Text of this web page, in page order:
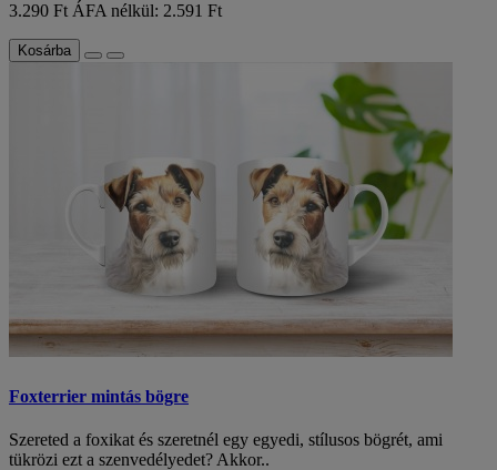
3.290 FtÁFA nélkül: 2.591 Ft
Kosárba
Foxterrier mintás bögre
Szereted a foxikat és szeretnél egy egyedi, stílusos bögrét, ami
tükrözi ezt a szenvedélyedet? Akkor..